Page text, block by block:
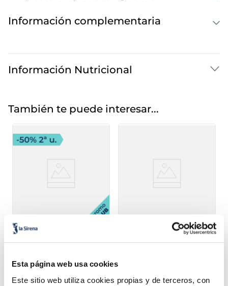
Esta página web usa cookies
Este sitio web utiliza cookies propias y de terceros, con
Información complementaria
Información Nutricional
También te puede interesar...
Conos de Nata con
crocanti de avellanas
2,49 €
Conos Chocomix sin
azúcares añadidos